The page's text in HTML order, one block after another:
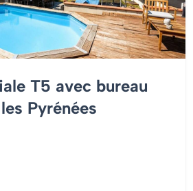
T5 avec bureau
Pyrénées